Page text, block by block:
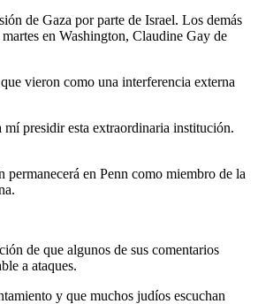
de Gaza por parte de Israel. Los demás
en Washington, Claudine Gay de
vieron como una interferencia externa
presidir esta extraordinaria institución.
en Penn como miembro de la
de que algunos de sus comentarios
a ataques.
y que muchos judíos escuchan